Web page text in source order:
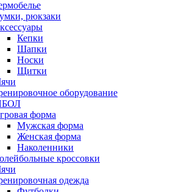
рюкзаки
Кепки
Шапки
Носки
Щитки
оборудование
форма
Мужская форма
Женская форма
Наколенники
кроссовки
одежда